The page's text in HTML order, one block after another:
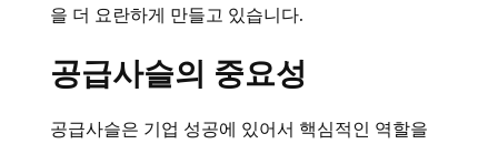
을 더 요란하게 만들고 있습니다.
공급사슬의 중요성
공급사슬은 기업 성공에 있어서 핵심적인 역할을